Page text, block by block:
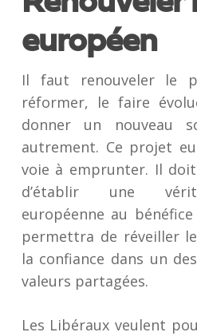
européen
Il faut renouveler le
réformer, le faire
donner un nouveau
autrement. Ce projet
voie à emprunter. Il
d’établir une
européenne au
permettra de réveiller
la confiance dans un
valeurs partagées.
Les Libéraux veulent